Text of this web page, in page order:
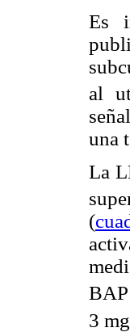
Es
al
una
La
(
3